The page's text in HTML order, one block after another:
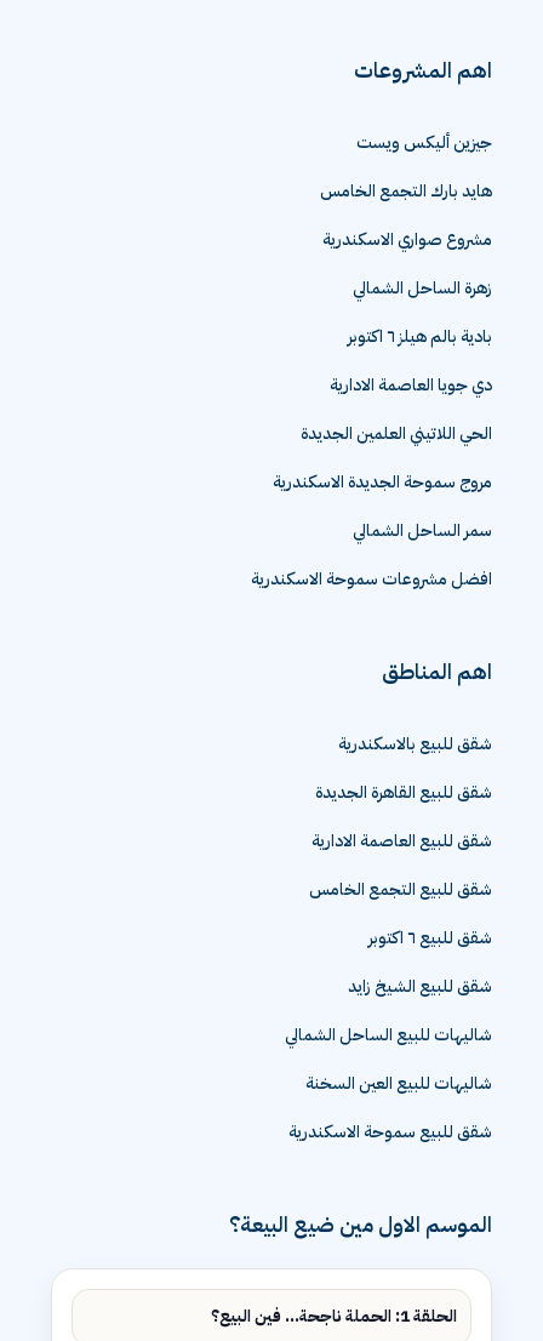
اهم المشروعات
جيزين أليكس ويست
هايد بارك التجمع الخامس
مشروع صواري الاسكندرية
زهرة الساحل الشمالي
بادية بالم هيلز ٦ اكتوبر
دي جويا العاصمة الادارية
الحي اللاتيني العلمين الجديدة
مروج سموحة الجديدة الاسكندرية
سمر الساحل الشمالي
افضل مشروعات سموحة الاسكندرية
اهم المناطق
شقق للبيع بالاسكندرية
شقق للبيع القاهرة الجديدة
شقق للبيع العاصمة الادارية
شقق للبيع التجمع الخامس
شقق للبيع ٦ اكتوبر
شقق للبيع الشيخ زايد
شاليهات للبيع الساحل الشمالي
شاليهات للبيع العين السخنة
شقق للبيع سموحة الاسكندرية
الموسم الاول مين ضيع البيعة؟
الحلقة 1: الحملة ناجحة... فين البيع؟